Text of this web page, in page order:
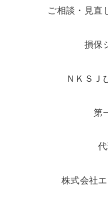
ご相談・見直
損保
ＮＫＳＪ
第
株式会社